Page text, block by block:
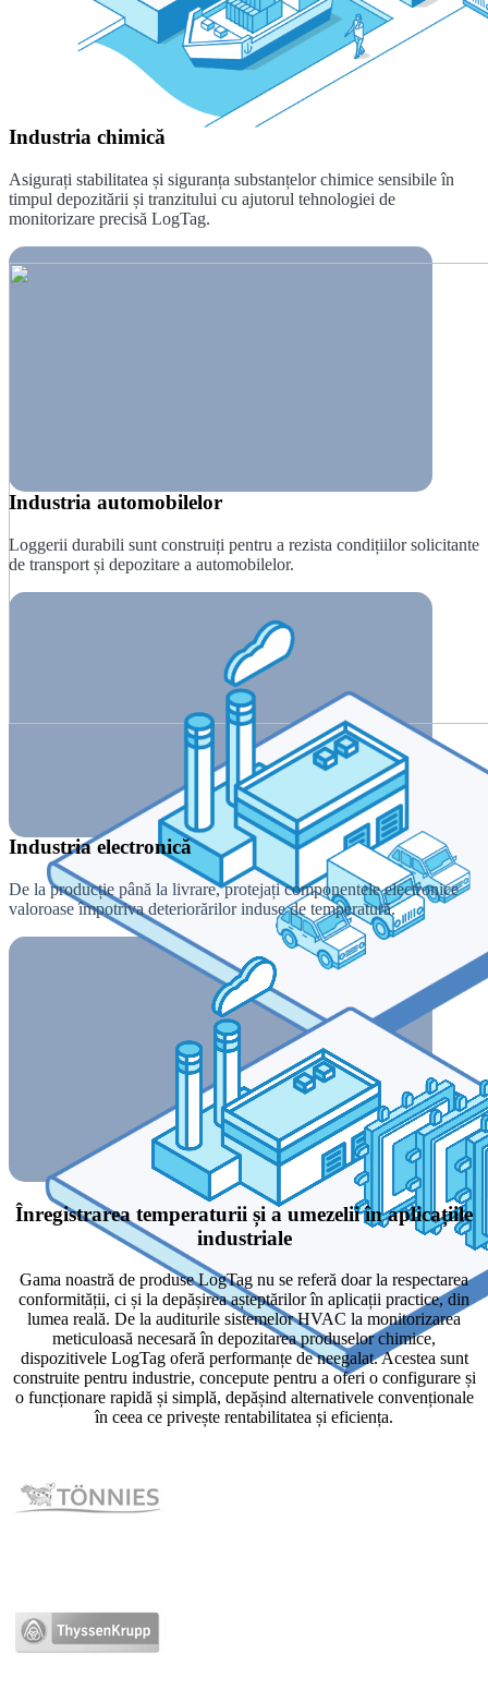
Industria chimică
Asigurați stabilitatea și siguranța substanțelor chimice sensibile în
timpul depozitării și tranzitului cu ajutorul tehnologiei de
monitorizare precisă LogTag.
Industria automobilelor
Loggerii durabili sunt construiți pentru a rezista condițiilor solicitante
de transport și depozitare a automobilelor.
Industria electronică
De la producție până la livrare, protejați componentele electronice
valoroase împotriva deteriorărilor induse de temperatură.
Înregistrarea temperaturii și a umezelii în aplicațiile
industriale
Gama noastră de produse LogTag nu se referă doar la respectarea
conformității, ci și la depășirea așteptărilor în aplicații practice, din
lumea reală. De la auditurile sistemelor HVAC la monitorizarea
meticuloasă necesară în depozitarea produselor chimice,
dispozitivele LogTag oferă performanțe de neegalat. Acestea sunt
construite pentru industrie, concepute pentru a oferi o configurare și
o funcționare rapidă și simplă, depășind alternativele convenționale
în ceea ce privește rentabilitatea și eficiența.